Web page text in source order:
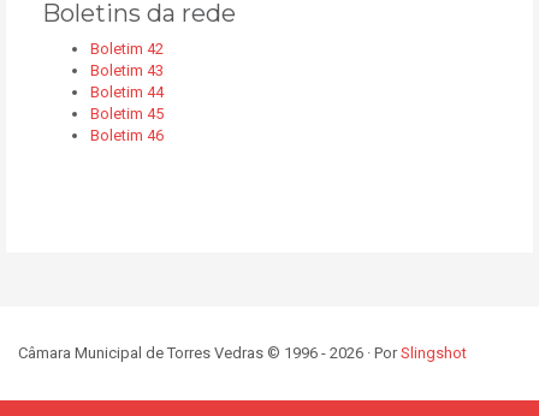
Boletins da rede
Boletim 42
Boletim 43
Boletim 44
Boletim 45
Boletim 46
Câmara Municipal de Torres Vedras © 1996 - 2026 · PorSlingshot